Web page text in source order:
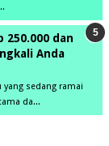
250.000 dan
Anda
yang sedang ramai
da...